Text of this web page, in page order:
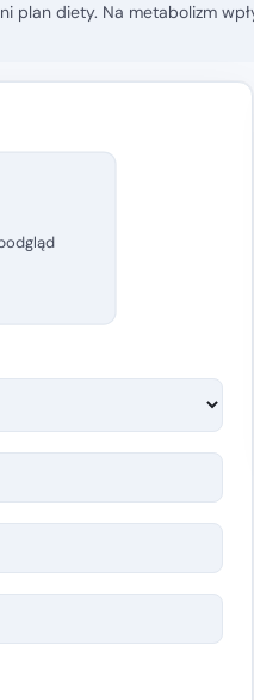
plan diety. Na metabolizm